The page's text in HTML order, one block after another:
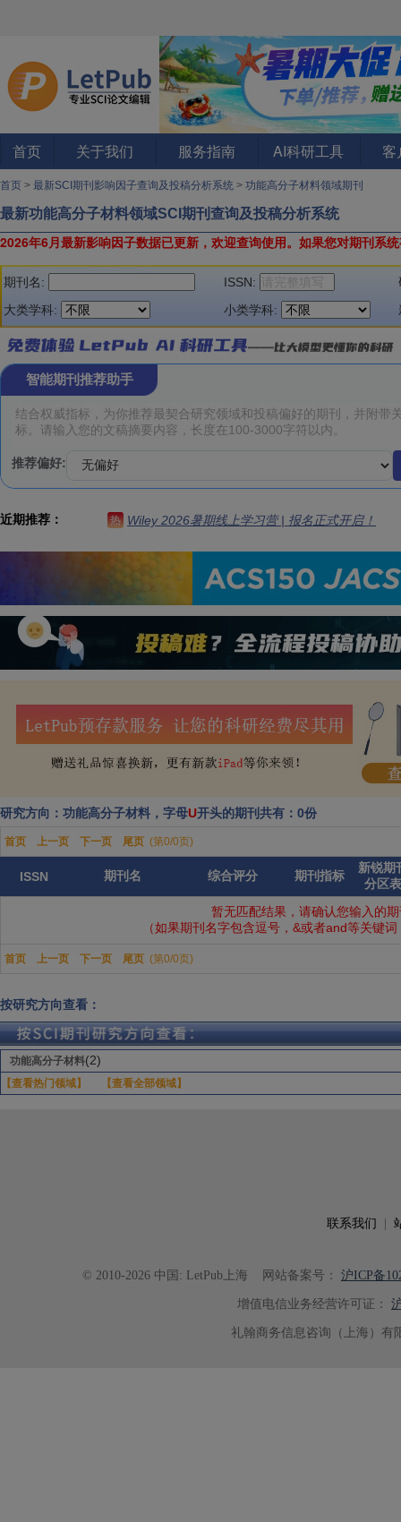
首页 关于我们 服务指南 AI科研工具 客
首页 > 最新SCI期刊影响因子查询及投稿分析系统 > 功能高分子材料领域期刊
最新功能高分子材料领域SCI期刊查询及投稿分析系统
2026年6月最新影响因子数据已更新，欢迎查询使用。 如果您对期刊系
期刊名: ISSN:
大类学科:
小类学科:
智能期刊推荐助手
推荐偏好:
近期推荐： 热 Wiley 2026暑期线上学习营 | 报名正式开启！
研究方向：功能高分子材料，字母U开头的期刊共有：0份
首页 上一页 下一页 尾页 (第0/0页)
ISSN 期刊名 综合评分 期刊指标
新锐期
分区
暂无匹配结果，请确认您输入的
（如果期刊名字包含逗号，&或者and等关键
首页 上一页 下一页 尾页 (第0/0页)
按研究方向查看：
功能高分子材料(2)
【查看热门领域】 【查看全部领域】
联系我们
© 2010-2026 中国: LetPub上海 网站备案号： 沪ICP备
增值电信业务经营许可证：
礼翰商务信息咨询（上海）